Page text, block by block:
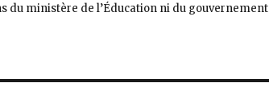
du ministère de l’Éducation ni du gouvernement